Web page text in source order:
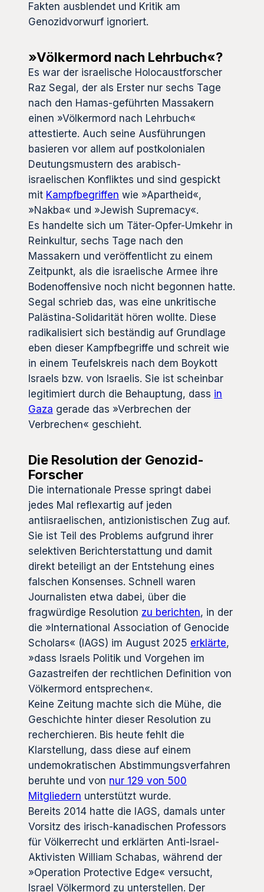
Fakten ausblendet und Kritik am
Genozidvorwurf ignoriert.
»Völkermord nach Lehrbuch«?
Es war der israelische Holocaustforscher
Raz Segal, der als Erster nur sechs Tage
nach den Hamas-geführten Massakern
einen »Völkermord nach Lehrbuch«
attestierte. Auch seine Ausführungen
basieren vor allem auf postkolonialen
Deutungsmustern des arabisch-
israelischen Konfliktes und sind gespickt
mit Kampfbegriffen wie »Apartheid«,
»Nakba« und »Jewish Supremacy«.
Es handelte sich um Täter-Opfer-Umkehr in
Reinkultur, sechs Tage nach den
Massakern und veröffentlicht zu einem
Zeitpunkt, als die israelische Armee ihre
Bodenoffensive noch nicht begonnen hatte.
Segal schrieb das, was eine unkritische
Palästina-Solidarität hören wollte. Diese
radikalisiert sich beständig auf Grundlage
eben dieser Kampfbegriffe und schreit wie
in einem Teufelskreis nach dem Boykott
Israels bzw. von Israelis. Sie ist scheinbar
legitimiert durch die Behauptung, dass in
Gaza gerade das »Verbrechen der
Verbrechen« geschieht.
Die Resolution der Genozid-
Forscher
Die internationale Presse springt dabei
jedes Mal reflexartig auf jeden
antiisraelischen, antizionistischen Zug auf.
Sie ist Teil des Problems aufgrund ihrer
selektiven Berichterstattung und damit
direkt beteiligt an der Entstehung eines
falschen Konsenses. Schnell waren
Journalisten etwa dabei, über die
fragwürdige Resolution zu berichten, in der
die »International Association of Genocide
Scholars« (IAGS) im August 2025 erklärte,
»dass Israels Politik und Vorgehen im
Gazastreifen der rechtlichen Definition von
Völkermord entsprechen«.
Keine Zeitung machte sich die Mühe, die
Geschichte hinter dieser Resolution zu
recherchieren. Bis heute fehlt die
Klarstellung, dass diese auf einem
undemokratischen Abstimmungsverfahren
beruhte und von nur 129 von 500
Mitgliedern unterstützt wurde.
Bereits 2014 hatte die IAGS, damals unter
Vorsitz des irisch-kanadischen Professors
für Völkerrecht und erklärten Anti-Israel-
Aktivisten William Schabas, während der
»Operation Protective Edge« versucht,
Israel Völkermord zu unterstellen. Der